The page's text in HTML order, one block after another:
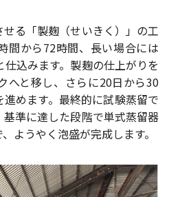
る「製麹（せいきく）」の工
間から72時間、長い場合には
込みます。製麹の仕上がりを
へと移し、さらに20日から30
めます。最終的に試験蒸留で
準に達した段階で単式蒸留器
ようやく泡盛が完成します。